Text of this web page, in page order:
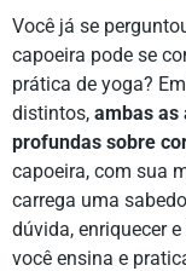
Você já se
capoeira pode se
prática de yoga?
distintos, ambas as
profundas sobre
capoeira, com sua
carrega uma
dúvida, enriquecer
você ensina e